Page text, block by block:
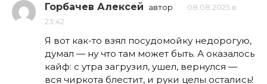
Горбачев Алексей автор
08.08.2025 в
23:42
Я вот как-то взял посудомойку недорогую,
думал — ну что там может быть. А оказалось
кайф: с утра загрузил, ушел, вернулся —
вся чиркота блестит, и руки целы остались!